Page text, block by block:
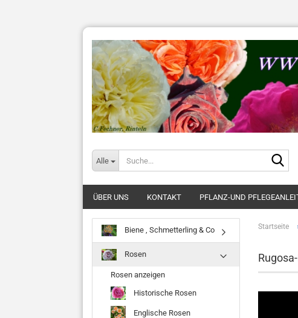
Alle
ÜBER UNS KONTAKT PFLANZ-UND
Startseite
Biene , Schmetterling & Co
Rosen
Rosen anzeigen
Historische Rosen
Englische Rosen